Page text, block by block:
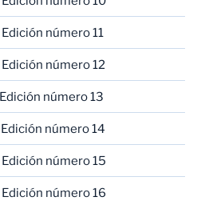
número 11
número 12
número 13
número 14
número 15
número 16